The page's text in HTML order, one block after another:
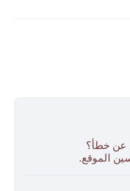
عن خطأ؟
الموقع.